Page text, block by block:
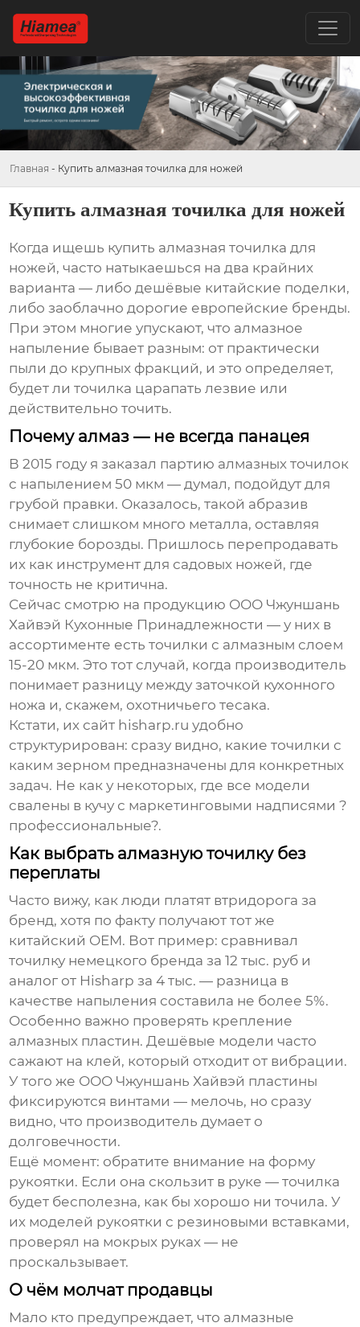
Главная - Купить алмазная точилка для ножей
Купить алмазная точилка для ножей
Когда ищешь купить алмазная точилка для
ножей, часто натыкаешься на два крайних
варианта — либо дешёвые китайские поделки,
либо заоблачно дорогие европейские бренды.
При этом многие упускают, что алмазное
напыление бывает разным: от практически
пыли до крупных фракций, и это определяет,
будет ли точилка царапать лезвие или
действительно точить.
Почему алмаз — не всегда панацея
В 2015 году я заказал партию алмазных точилок
с напылением 50 мкм — думал, подойдут для
грубой правки. Оказалось, такой абразив
снимает слишком много металла, оставляя
глубокие борозды. Пришлось перепродавать
их как инструмент для садовых ножей, где
точность не критична.
Сейчас смотрю на продукцию ООО Чжуншань
Хайвэй Кухонные Принадлежности — у них в
ассортименте есть точилки с алмазным слоем
15-20 мкм. Это тот случай, когда производитель
понимает разницу между заточкой кухонного
ножа и, скажем, охотничьего тесака.
Кстати, их сайт hisharp.ru удобно
структурирован: сразу видно, какие точилки с
каким зерном предназначены для конкретных
задач. Не как у некоторых, где все модели
свалены в кучу с маркетинговыми надписями ?
профессиональные?.
Как выбрать алмазную точилку без
переплаты
Часто вижу, как люди платят втридорога за
бренд, хотя по факту получают тот же
китайский OEM. Вот пример: сравнивал
точилку немецкого бренда за 12 тыс. руб и
аналог от Hisharp за 4 тыс. — разница в
качестве напыления составила не более 5%.
Особенно важно проверять крепление
алмазных пластин. Дешёвые модели часто
сажают на клей, который отходит от вибрации.
У того же ООО Чжуншань Хайвэй пластины
фиксируются винтами — мелочь, но сразу
видно, что производитель думает о
долговечности.
Ещё момент: обратите внимание на форму
рукоятки. Если она скользит в руке — точилка
будет бесполезна, как бы хорошо ни точила. У
их моделей рукоятки с резиновыми вставками,
проверял на мокрых руках — не
проскальзывает.
О чём молчат продавцы
Мало кто предупреждает, что алмазные